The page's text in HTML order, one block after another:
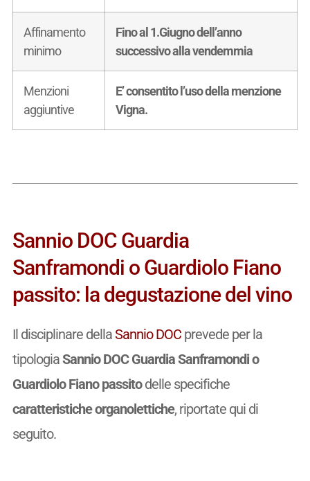
Affinamento
minimo
Fino al 1.Giugno dell’anno
successivo alla vendemmia
Menzioni
aggiuntive
E’ consentito l’uso della menzione
Vigna.
Sannio DOC Guardia
Sanframondi o Guardiolo Fiano
passito: la degustazione del vino
Il disciplinare dellaSannio DOCprevede per la
tipologiaSannio DOC Guardia Sanframondi o
Guardiolo Fiano passitodelle specifiche
caratteristiche organolettiche, riportate qui di
seguito.